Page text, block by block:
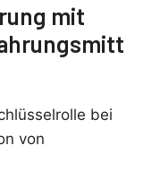
mit
bei
von